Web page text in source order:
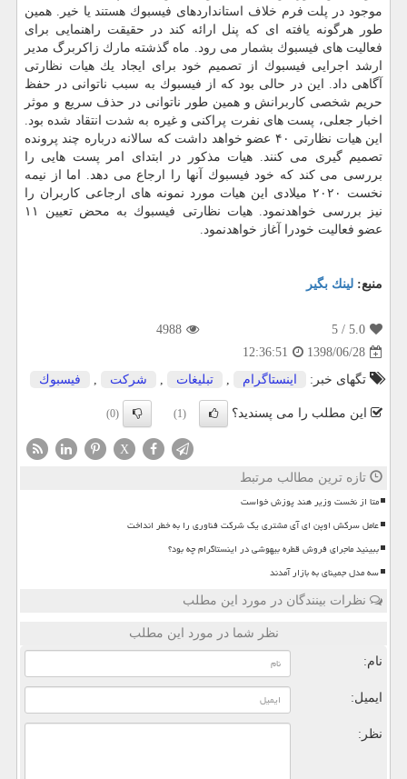
موجود در پلت فرم خلاف استانداردهای فیسبوك هستند یا خیر. همین
طور هرگونه یافته ای كه پنل ارائه كند در حقیقت راهنمایی برای
فعالیت های فیسبوك بشمار می رود. ماه گذشته مارك زاكربرگ مدیر
ارشد اجرایی فیسبوك از تصمیم خود برای ایجاد یك هیات نظارتی
آگاهی داد. این در حالی بود كه از فیسبوك به سبب ناتوانی در حفظ
حریم شخصی كاربرانش و همین طور ناتوانی در حذف سریع و موثر
اخبار جعلی، پست های نفرت پراكنی و غیره به شدت انتقاد شده بود.
این هیات نظارتی ۴۰ عضو خواهد داشت كه سالانه درباره چند پرونده
تصمیم گیری می كنند. هیات مذكور در ابتدای امر پست هایی را
بررسی می كند كه خود فیسبوك آنها را ارجاع می دهد. اما از نیمه
نخست ۲۰۲۰ میلادی این هیات مورد نمونه های ارجاعی كاربران را
نیز بررسی خواهدنمود. هیات نظارتی فیسبوك به محض تعیین ۱۱
عضو فعالیت خودرا آغاز خواهدنمود.
منبع: لینك بگیر
5.0
/ 5
4988
1398/06/28
12:36:51
تگهای خبر:
اینستاگرام , تبلیغات , شركت , فیسبوك
این مطلب را می پسندید؟ (1)
(0)
X
تازه ترین مطالب مرتبط
متا از نخست وزیر هند پوزش خواست
عامل سرکش اوپن ای آی مشتری یک شرکت فناوری را به خطر انداخت
ببینید ماجرای فروش قطره بیهوشی در اینستاگرام چه بود؟
سه مدل جمینای به بازار آمدند
نظرات بینندگان در مورد این مطلب
نظر شما در مورد این مطلب
نام:
ایمیل:
نظر: